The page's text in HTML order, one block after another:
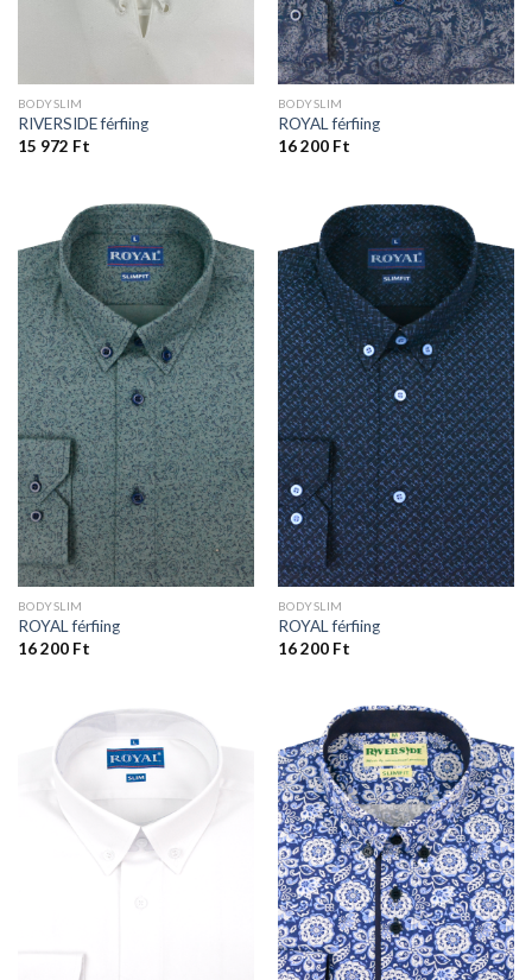
BODYSLIM
RIVERSIDE férfiing
15 972 Ft
BODYSLIM
ROYAL férfiing
16 200 Ft
BODYSLIM
ROYAL férfiing
16 200 Ft
BODYSLIM
ROYAL férfiing
16 200 Ft